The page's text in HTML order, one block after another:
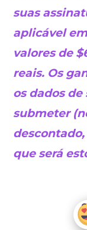
suas
aplicável
valores de
reais. Os
os dados
submeter
que será